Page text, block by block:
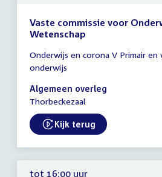
Vaste commissie voor
Wetenschap
vergadering
15:30
-
18:30
Onderwijs en corona V Primair
onderwijs
Algemeen overleg
Thorbeckezaal
External link:
Kijk terug
tot 16:00 uur